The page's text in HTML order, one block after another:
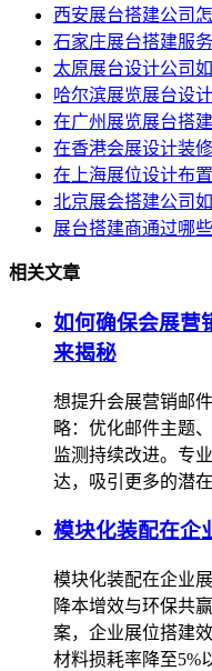
西安展台搭建公司
石家庄展台搭建服
太原展台设计公司
哈尔滨展览展台设
在广州展览展台搭
在香港会展设计装
在上海展位设计布
北京展会搭建公司
展台搭建商通过哪
相关文章
如何确保会展营
来揭秘
想提升会展营销邮
略：优化邮件主题
监测持续改进。专
达，吸引更多的潜在
模块化装配在企
模块化装配在企业
降本增效与环保共
案，企业展位搭建
材料损耗率降至5%